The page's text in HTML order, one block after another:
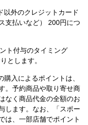
以外のクレジットカード
支払いなど） 200円につ
ト付与のタイミング
とします。
入によるポイントは、
。予約商品や取り寄せ商
なく商品代金の全額のお
します。なお、「スポー
は、一部店舗でポイント